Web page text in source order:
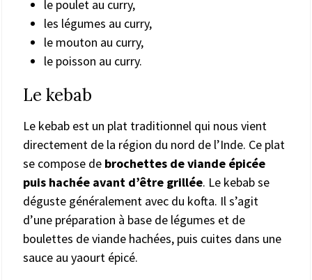
le poulet au curry,
les légumes au curry,
le mouton au curry,
le poisson au curry.
Le kebab
Le kebab est un plat traditionnel qui nous vient
directement de la région du nord de l’Inde. Ce plat
se compose de brochettes de viande épicée
puis hachée avant d’être grillée. Le kebab se
déguste généralement avec du kofta. Il s’agit
d’une préparation à base de légumes et de
boulettes de viande hachées, puis cuites dans une
sauce au yaourt épicé.